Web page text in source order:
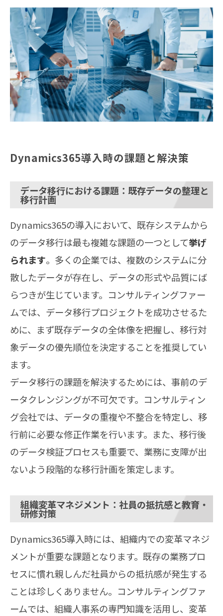
Dynamics365導入時の課題と解決策
データ移行における課題：既存データの整理と
移行計画
Dynamics365の導入において、既存システムから
のデータ移行は最も複雑な課題の一つとして挙げ
られます。多くの企業では、複数のシステムに分
散したデータが存在し、データの形式や品質にば
らつきが生じています。コンサルティングファー
ムでは、データ移行プロジェクトを成功させるた
めに、まず既存データの全体像を把握し、移行対
象データの優先順位を決定することを推奨してい
ます。
データ移行の課題を解決するためには、事前のデ
ータクレンジングが不可欠です。コンサルティン
グ会社では、データの重複や不整合を特定し、移
行前に必要な修正作業を行います。また、移行後
のデータ検証プロセスも重要で、業務に支障が出
ないよう段階的な移行計画を策定します。
組織変革マネジメント：社員の抵抗感と教育・
研修対策
Dynamics365導入時には、組織内での変革マネジ
メントが重要な課題となります。既存の業務プロ
セスに慣れ親しんだ社員からの抵抗感が発生する
ことは珍しくありません。コンサルティングファ
ームでは、組織人事系の専門知識を活用し、変革